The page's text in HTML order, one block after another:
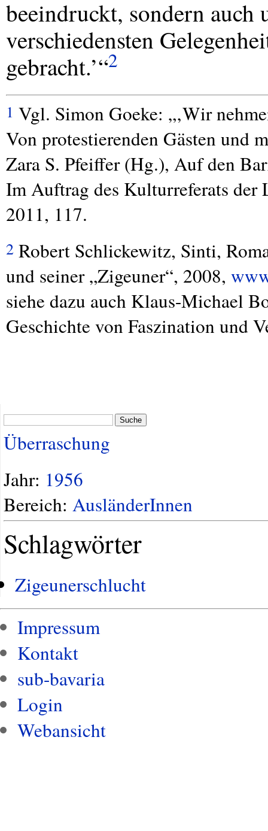
beeindruckt, sondern auch
verschiedensten
gebracht.’“2
1 Vgl. Simon Goeke: „‚Wir
Von protestierenden Gästen und
Zara S. Pfeiffer (Hg.), Auf den
Im Auftrag des Kulturreferats der
2011, 117.
2 Robert Schlickewitz, Sinti,
und seiner „Zigeuner“, 2008,
siehe dazu auch Klaus-Michael
Geschichte von Faszination und
Suche
Überraschung
Jahr: 1956
Bereich: AusländerInnen
Schlagwörter
Zigeunerschlucht
Impressum
Kontakt
sub-bavaria
Login
Webansicht